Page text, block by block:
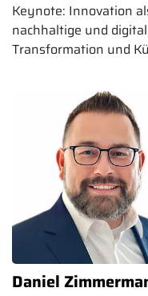
Keynote: Innovation
nachhaltige und
Transformation und
Daniel